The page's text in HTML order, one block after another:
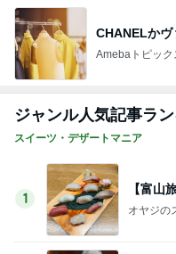
CHANELかヴ
Amebaトピック
ジャンル人気記事ラ
スイーツ・デザートマニア
1
【富山
オヤジの